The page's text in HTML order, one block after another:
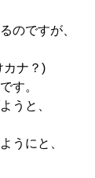
のですが、
カナ？)
す。
うと、
うにと、